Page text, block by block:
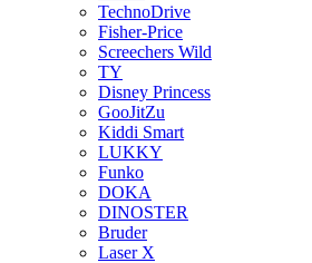
TechnoDrive
Fisher-Price
Screechers Wild
TY
Disney Princess
GooJitZu
Kiddi Smart
LUKKY
Funko
DOKA
DINOSTER
Bruder
Laser X